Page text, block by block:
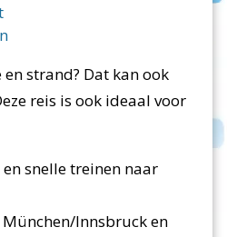
en strand? Dat kan ook
reis is ook ideaal voor
snelle treinen naar
Innsbruck en